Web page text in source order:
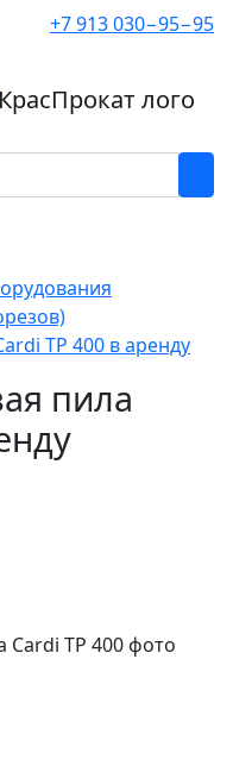
+7 913 030−95−95
TP 400 в аренду
пила